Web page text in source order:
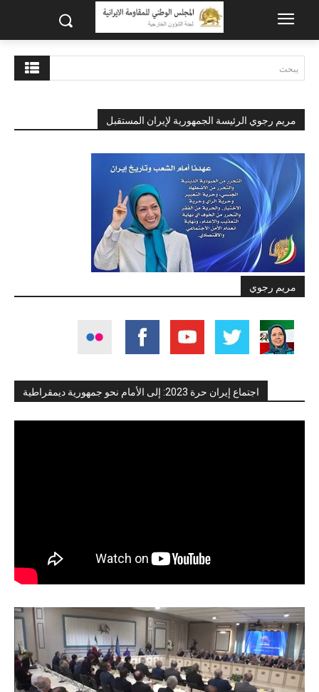
يبحث
مريم رجوي الرئيسة الجمهورية لإيران المستقبل
مريم رجوي
اجتماع إيران حرة 2023: إلى الأمام نحو جمهورية ديمقراطية